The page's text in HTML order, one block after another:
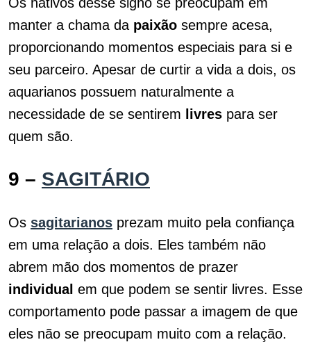
manter a chama da paixão sempre acesa,
proporcionando momentos especiais para si e
seu parceiro. Apesar de curtir a vida a dois, os
aquarianos possuem naturalmente a
necessidade de se sentirem
livres para ser
quem são.
9 – SAGITÁRIO
Os sagitarianos prezam muito pela confiança
em uma relação a dois. Eles também não
abrem mão dos momentos de prazer
individual em que podem se sentir livres. Esse
comportamento pode passar a imagem de que
eles não se preocupam muito com a relação.